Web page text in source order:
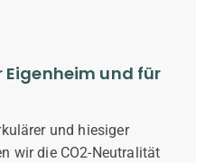
Eigenheim und für
und hiesiger
wir die CO2-Neutralität